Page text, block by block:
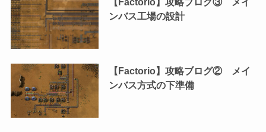
ンバス工場の設計
【Factorio】攻略ブログ② メイ
ンバス方式の下準備